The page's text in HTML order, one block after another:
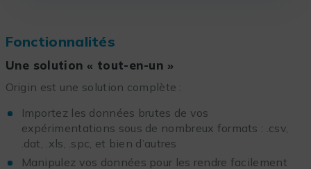
Fonctionnalités
Une solution « tout-en-un »
Origin est une solution complète :
Importez les données brutes de vos
expérimentations sous de nombreux formats : .csv,
.dat, .xls, .spc, et bien d’autres
Manipulez vos données pour les rendre facilement